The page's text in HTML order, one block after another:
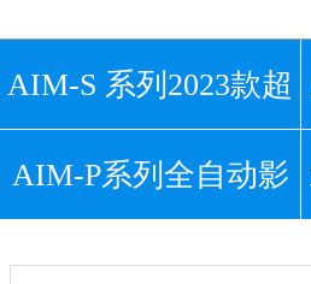
AIM-S 系列2023款超
高清影像测量仪
AIM-P系列全自动影
像测量仪